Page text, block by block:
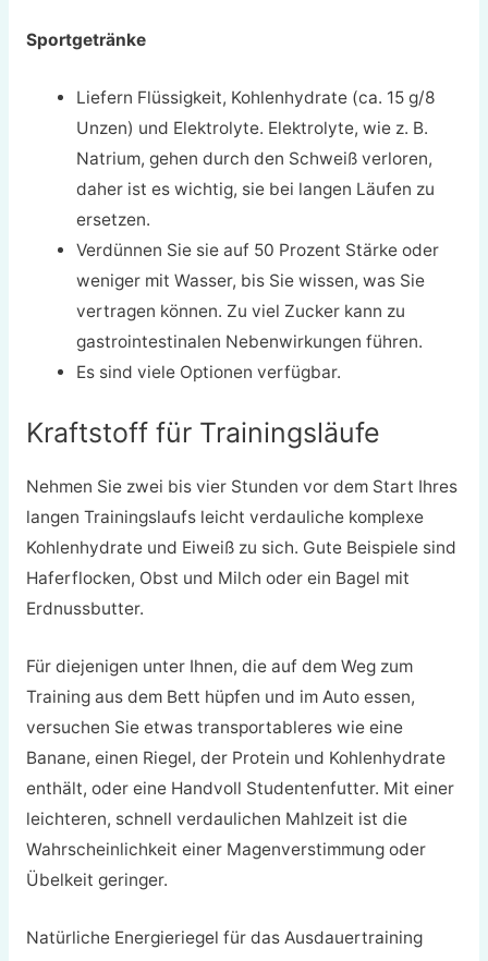
Sportgetränke
Liefern Flüssigkeit, Kohlenhydrate (ca. 15 g/8
Unzen) und Elektrolyte. Elektrolyte, wie z. B.
Natrium, gehen durch den Schweiß verloren,
daher ist es wichtig, sie bei langen Läufen zu
ersetzen.
Verdünnen Sie sie auf 50 Prozent Stärke oder
weniger mit Wasser, bis Sie wissen, was Sie
vertragen können. Zu viel Zucker kann zu
gastrointestinalen Nebenwirkungen führen.
Es sind viele Optionen verfügbar.
Kraftstoff für Trainingsläufe
Nehmen Sie zwei bis vier Stunden vor dem Start Ihres
langen Trainingslaufs leicht verdauliche komplexe
Kohlenhydrate und Eiweiß zu sich. Gute Beispiele sind
Haferflocken, Obst und Milch oder ein Bagel mit
Erdnussbutter.
Für diejenigen unter Ihnen, die auf dem Weg zum
Training aus dem Bett hüpfen und im Auto essen,
versuchen Sie etwas transportableres wie eine
Banane, einen Riegel, der Protein und Kohlenhydrate
enthält, oder eine Handvoll Studentenfutter. Mit einer
leichteren, schnell verdaulichen Mahlzeit ist die
Wahrscheinlichkeit einer Magenverstimmung oder
Übelkeit geringer.
Natürliche Energieriegel für das Ausdauertraining